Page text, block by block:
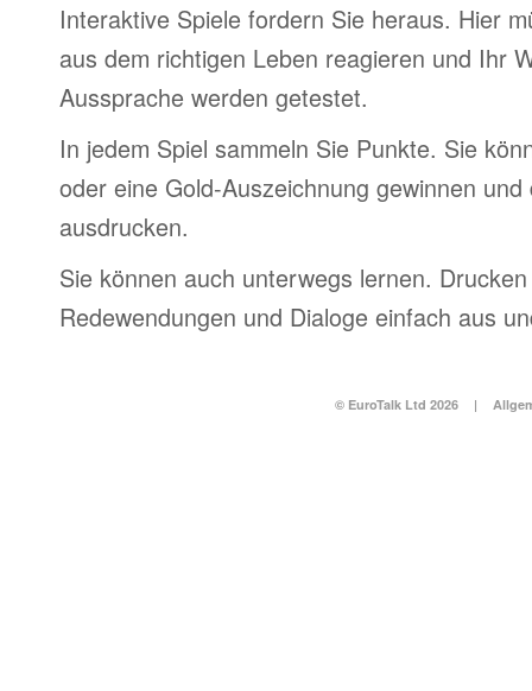
Interaktive Spiele fordern Sie heraus. Hier
aus dem richtigen Leben reagieren und Ihr
Aussprache werden getestet.
In jedem Spiel sammeln Sie Punkte. Sie
oder eine Gold-Auszeichnung gewinnen
ausdrucken.
Sie können auch unterwegs lernen.
Redewendungen und Dialoge einfach aus
© EuroTalk Ltd 2026 |